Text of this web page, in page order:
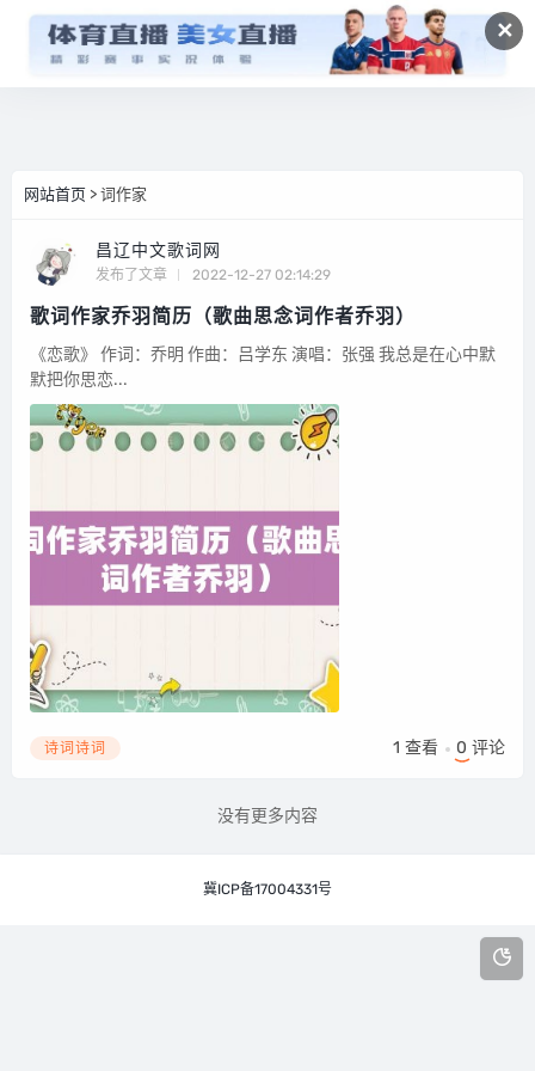
✕
网站首页 > 词作家
昌辽中文歌词网
发布了文章 2022-12-27 02:14:29
歌词作家乔羽简历（歌曲思念词作者乔羽）
《恋歌》 作词：乔明 作曲：吕学东 演唱：张强 我总是在心中默
默把你思恋...
诗词诗词 1 查看 0 评论
没有更多内容
冀ICP备17004331号